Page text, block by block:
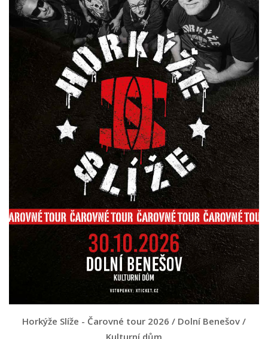
Horkýže Slíže - Čarovné tour 2026 / Dolní Benešov /